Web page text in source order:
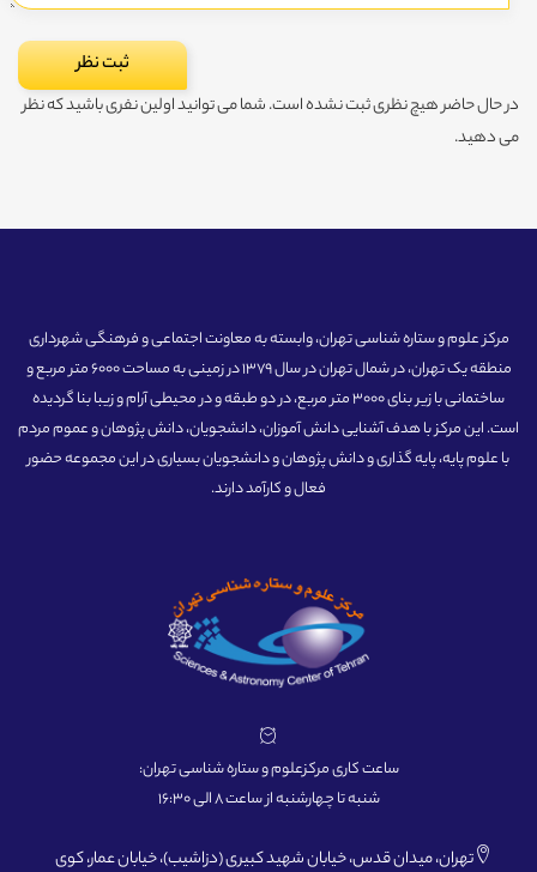
در حال حاضر هیچ نظری ثبت نشده است. شما می توانید اولین نفری باشید که نظر
می دهید.
مرکز علوم و ستاره شناسی تهران، وابسته به معاونت اجتماعی و فرهنگی شهرداری
منطقه یک تهران، در شمال تهران در سال 1379 در زمینی به مساحت 6000 متر مربع و
ساختمانی با زیر بنای 3000 متر مربع، در دو طبقه و در محیطی آرام و زیبا بنا گردیده
است. این مرکز با هدف آشنایی دانش آموزان، دانشجویان، دانش پژوهان و عموم مردم
با علوم پایه، پایه گذاری و دانش پژوهان و دانشجویان بسیاری در این مجموعه حضور
فعال و کارآمد دارند.
ساعت کاری مرکزعلوم و ستاره شناسی تهران:
شنبه تا چهارشنبه از ساعت 8 الی 16:30
تهران، میدان قدس، خیابان شهید کبیری (دزاشیب)، خیابان عمار، کوی